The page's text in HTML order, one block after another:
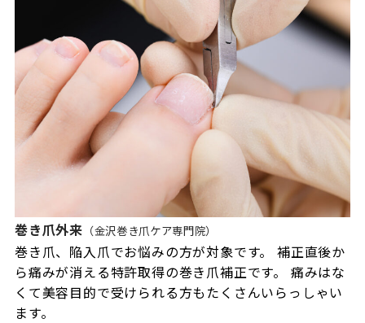
巻き爪外来 （金沢巻き爪ケア専門院）
巻き爪、陥入爪でお悩みの方が対象です。 補正直後か
ら痛みが消える特許取得の巻き爪補正です。 痛みはな
くて美容目的で受けられる方もたくさんいらっしゃい
ます。